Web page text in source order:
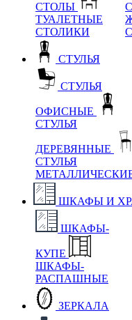
СТОЛЫ
ТУАЛЕТНЫЕ
СТОЛИКИ
СТУЛЬЯ
СТУЛЬЯ
ОФИСНЫЕ
СТУЛЬЯ
ДЕРЕВЯННЫЕ
СТУЛЬЯ
ШКАФЫ И
ШКАФЫ-
КУПЕ
ШКАФЫ-
РАСПАШНЫЕ
ЗЕРКАЛА